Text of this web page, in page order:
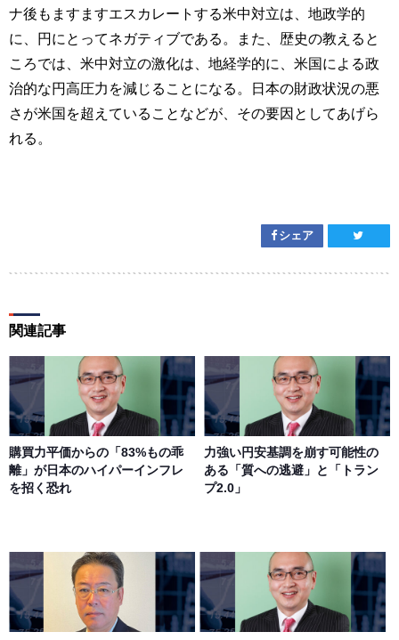
ナ後もますますエスカレートする米中対立は、地政学的
に、円にとってネガティブである。また、歴史の教えると
ころでは、米中対立の激化は、地経学的に、米国による政
治的な円高圧力を減じることになる。日本の財政状況の悪
さが米国を超えていることなどが、その要因としてあげら
れる。
シェア
関連記事
購買力平価からの「83%もの乖
離」が日本のハイパーインフレ
を招く恐れ
力強い円安基調を崩す可能性の
ある「質への逃避」と「トラン
プ2.0」